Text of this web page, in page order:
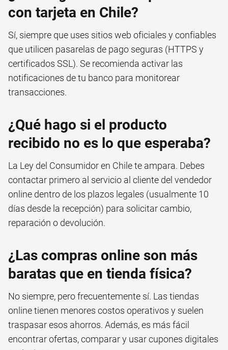
con tarjeta en Chile?
Sí, siempre que uses sitios web oficiales y confiables
que utilicen pasarelas de pago seguras (HTTPS y
certificados SSL). Se recomienda activar las
notificaciones de tu banco para monitorear
transacciones.
¿Qué hago si el producto
recibido no es lo que esperaba?
La Ley del Consumidor en Chile te ampara. Debes
contactar primero al servicio al cliente del vendedor
online dentro de los plazos legales (usualmente 10
días desde la recepción) para solicitar cambio,
reparación o devolución.
¿Las compras online son más
baratas que en tienda física?
No siempre, pero frecuentemente sí. Las tiendas
online tienen menores costos operativos y suelen
traspasar esos ahorros. Además, es más fácil
encontrar ofertas, comparar y usar cupones digitales